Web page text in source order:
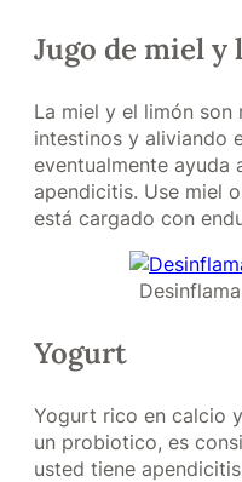
Jugo de miel y
La miel y el limón son
intestinos y aliviando
eventualmente ayuda
apendicitis. Use miel
está cargado con
Yogurt
Yogurt rico en calcio
un probiotico, es
usted tiene